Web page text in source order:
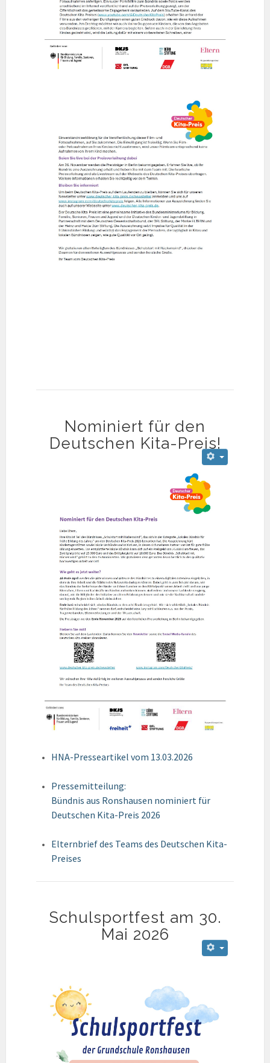
Nominiert für den
Deutschen Kita-Preis!
HNA-Presseartikel vom 13.03.2026
Pressemitteilung:
Bündnis aus Ronshausen nominiert für
Deutschen Kita-Preis 2026
Elternbrief des Teams des Deutschen Kita-
Preises
Schulsportfest am 30.
Mai 2026